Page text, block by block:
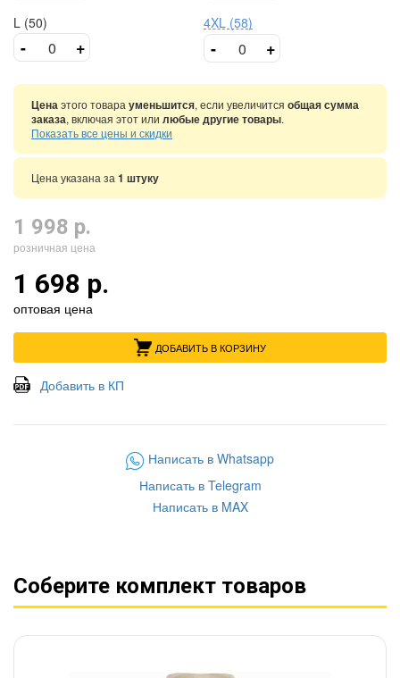
L (50)
- +
4XL (58)
- +
Ценаэтого товара уменьшится, если увеличится общая сумма
заказа, включая этот или любые другие товары.
Показать все цены и скидки
Цена указана за 1 штуку
1 998 р.
розничная цена
1 698 р.
оптовая цена
ДОБАВИТЬ В КОРЗИНУ
Добавить в КП
Написать в Whatsapp
Написать в Telegram
Написать в MAX
Соберите комплект товаров